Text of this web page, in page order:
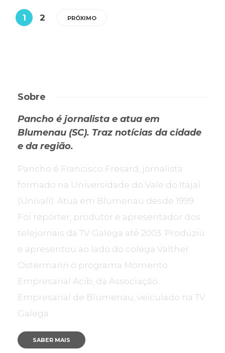
1 2 PRÓXIMO
Sobre
Pancho é jornalista e atua em
Blumenau (SC). Traz notícias da cidade
e da região.
Pancho é Francisco Fresard, jornalista
formado na Universidade do Vale do Itajaí
(Univali). Atua em Blumenau desde 1999.
Foi repórter, produtor e apresentador dos
telejornais da TV Galega até 2003. Produziu
e apresentou ao lado do colega Valther
Ostermann o programa Momento
Empresarial Acib, da Associação
Empresarial de Blumenau, veiculado na TV
Galega.
SABER MAIS